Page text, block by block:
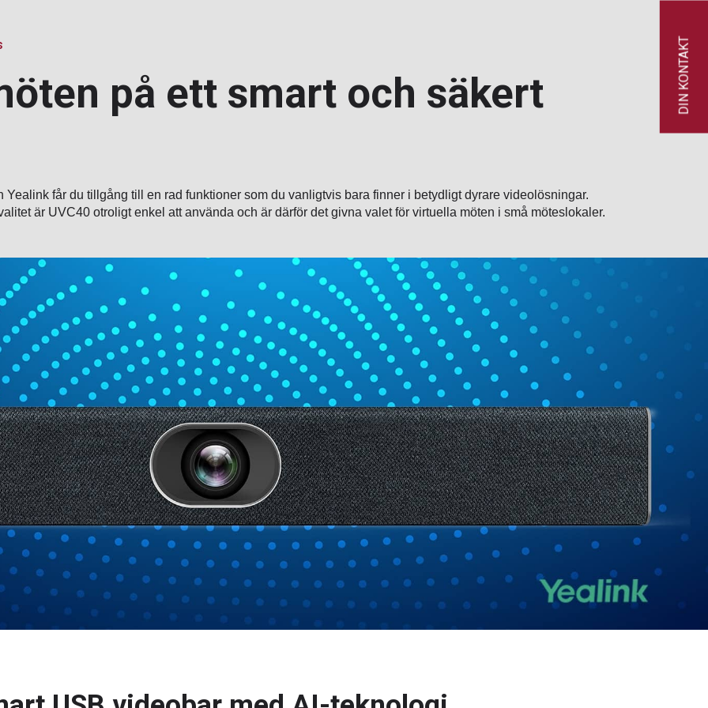
på ett smart och säkert
får du tillgång till en rad funktioner som du vanligtvis bara finner i betydligt dyrare videolösningar.
är UVC40 otroligt enkel att använda och är därför det givna valet för virtuella möten i små möteslokaler.
DIN KONTAKT